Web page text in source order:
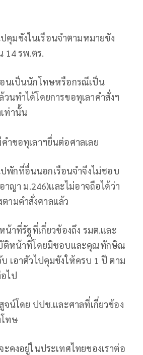
มขังในเรือนจำตามหมายขัง
14 รพ.ตร.
นเป็นนักโทษหรือกรณีเป็น
นทำได้โดยการขอทุเลาคำสั่งฯ
ท่านั้น
ำขอทุเลาฯยื่นต่อศาลเลย
พักที่อื่นนอกเรือนจำจึงไม่ชอบ
ญา ม.246)และไม่อาจถือได้ว่า
มคำสั่งศาลแล้ว
น้าที่รัฐที่เกี่ยวข้องถึง รมต.และ
ติหน้าที่โดยมิชอบและคุณทักษิณ
เอาตัวไปคุมขังให้ครบ 1 ปี ตาม
ไป
จน์โดย ปปช.และศาลที่เกี่ยวข้อง
ทษ
ะคงอยู่ในประเทศไทยของเราต่อ